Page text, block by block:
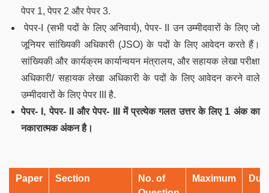
पेपर 1, पेपर 2 और पेपर 3.
पेपर-I (सभी पदों के लिए अनिवार्य), पेपर- II उन उम्मीदवारों के लिए जो
जूनियर सांख्यिकी अधिकारी (JSO) के पदों के लिए आवेदन करते हैं।
सांख्यिकी और कार्यक्रम कार्यान्वयन मंत्रालय, और सहायक लेखा परीक्षा
अधिकारी/ सहायक लेखा अधिकारी के पदों के लिए आवेदन करने वाले
उम्मीदवारों के लिए पेपर III है.
पेपर- I, पेपर- II और पेपर- III में प्रत्येक गलत उत्तर के लिए 1 अंक का
नकारात्मक अंकन है।
Paper Section
No. of
Maximum